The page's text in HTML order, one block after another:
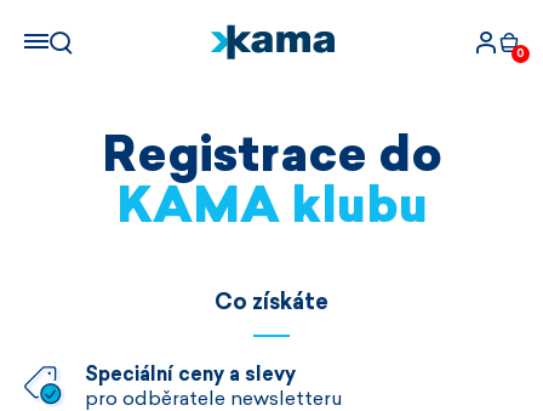
0
Registrace do
KAMA klubu
Co získáte
Speciální ceny a slevy
pro odběratele newsletteru